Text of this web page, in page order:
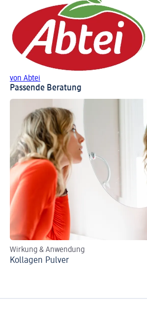
von Abtei
Passende Beratung
Wirkung & Anwendung
Kollagen Pulver